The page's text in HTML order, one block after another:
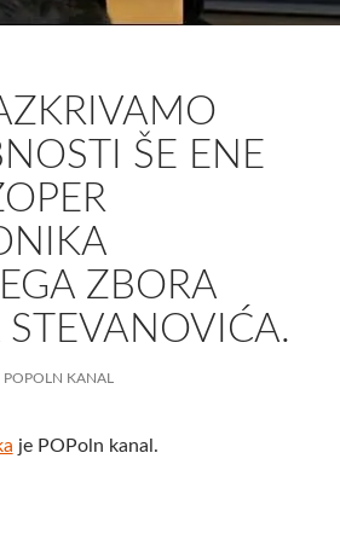
ŠE ENE
ZBORA
POPOLN KANAL
je POPoln kanal.